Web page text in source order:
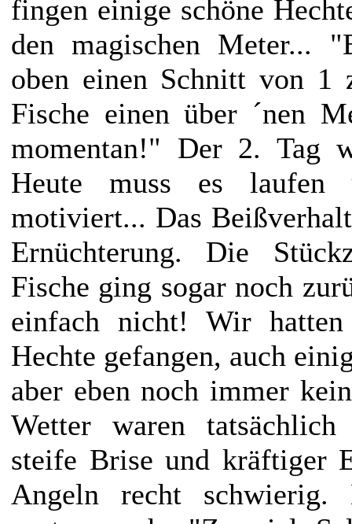
fingen einige schöne
den magischen Meter...
oben einen Schnitt von
Fische einen über ´nen
momentan!" Der 2. Tag
Heute muss es
motiviert... Das
Ernüchterung. Die
Fische ging sogar noch
einfach nicht! Wir
Hechte gefangen, auch
aber eben noch immer
Wetter waren
steife Brise und kräftiger
Angeln recht schwierig.